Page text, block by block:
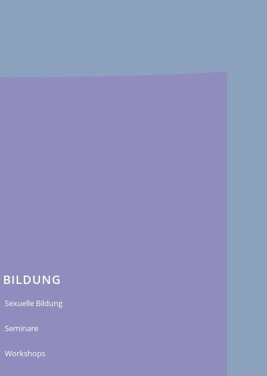
BILDUNG
Sexuelle Bildung
Seminare
Workshops